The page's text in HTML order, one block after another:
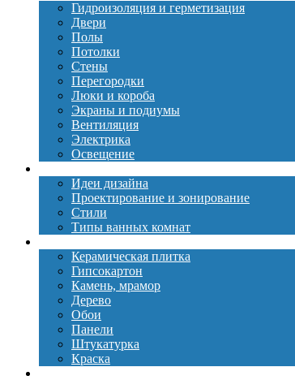
Гидроизоляция и герметизация
Двери
Полы
Потолки
Стены
Перегородки
Люки и короба
Экраны и подиумы
Вентиляция
Электрика
Освещение
Идеи дизайна
Проектирование и зонирование
Стили
Типы ванных комнат
Керамическая плитка
Гипсокартон
Камень, мрамор
Дерево
Обои
Панели
Штукатурка
Краска